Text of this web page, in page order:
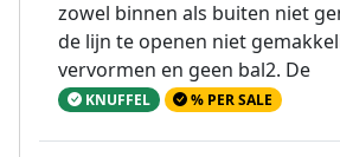
zowel binnen als buiten niet
de lijn te openen niet
vervormen en geen bal2. De
KNUFFEL % PER SALE